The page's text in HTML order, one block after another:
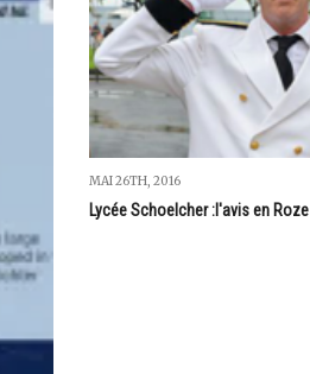
MAI 26TH, 2016
Lycée Schoelcher :l'avis en Roze